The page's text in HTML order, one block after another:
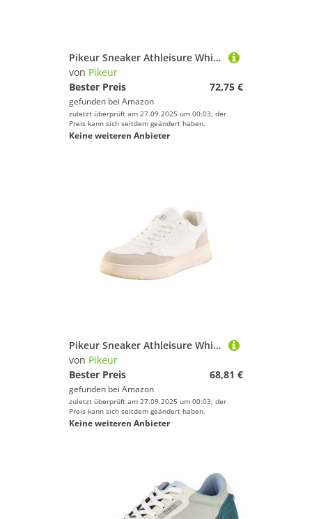
Pikeur Sneaker Athleisure White Memory Foam Innensohle FS 2025 (42)
von Pikeur
Bester Preis
72,75 €
gefunden bei Amazon
zuletzt überprüft am 27.09.2025 um 00:03; der
Preis kann sich seitdem geändert haben.
Keine weiteren Anbieter
Pikeur Sneaker Athleisure White Memory Foam Innensohle FS 2025 (37)
von Pikeur
Bester Preis
68,81 €
gefunden bei Amazon
zuletzt überprüft am 27.09.2025 um 00:03; der
Preis kann sich seitdem geändert haben.
Keine weiteren Anbieter